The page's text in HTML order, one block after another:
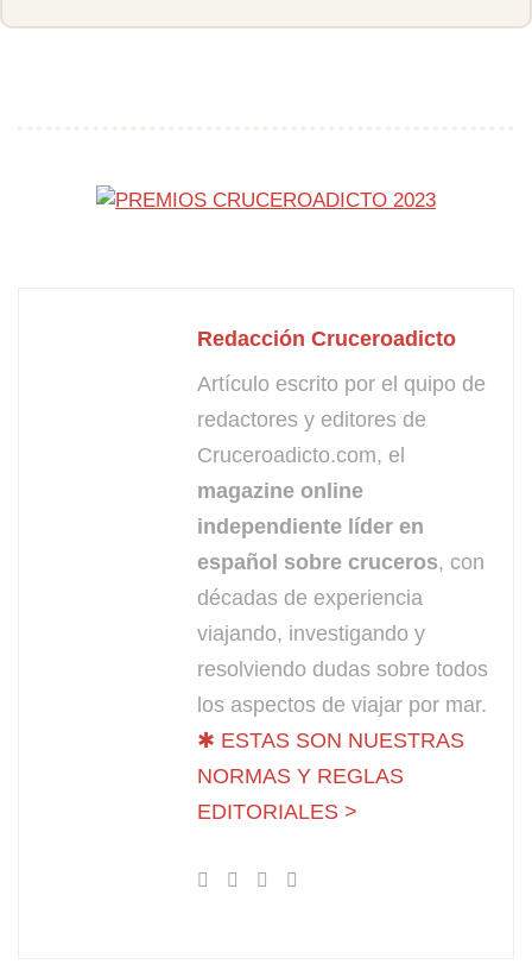
Redacción Cruceroadicto
Artículo escrito por el quipo de
redactores y editores de
Cruceroadicto.com, el
magazine online
independiente líder en
español sobre cruceros, con
décadas de experiencia
viajando, investigando y
resolviendo dudas sobre todos
los aspectos de viajar por mar.
✱ ESTAS SON NUESTRAS
NORMAS Y REGLAS
EDITORIALES >